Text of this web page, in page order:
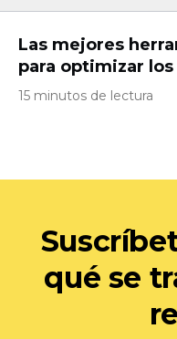
Las mejores
para optimizar
15 minutos de lectura
qué se